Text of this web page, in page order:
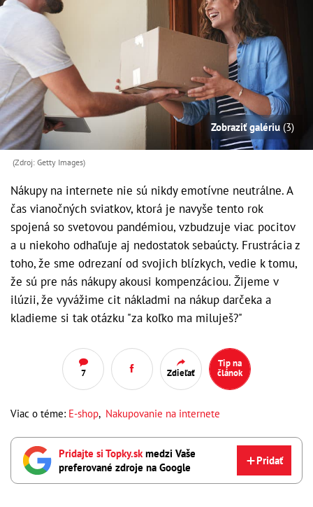
Zobraziť galériu (3)
(Zdroj: Getty Images)
Nákupy na internete nie sú nikdy emotívne neutrálne. A
čas vianočných sviatkov, ktorá je navyše tento rok
spojená so svetovou pandémiou, vzbudzuje viac pocitov
a u niekoho odhaľuje aj nedostatok sebaúcty. Frustrácia z
toho, že sme odrezaní od svojich blízkych, vedie k tomu,
že sú pre nás nákupy akousi kompenzáciou. Žijeme v
ilúzii, že vyvážime cit nákladmi na nákup darčeka a
kladieme si tak otázku "za koľko ma miluješ?"
7 Zdieľať
Tip na
článok
Viac o téme: E-shop, Nakupovanie na internete
Pridajte si Topky.skmedzi Vaše
preferované zdroje na Google
Pridať